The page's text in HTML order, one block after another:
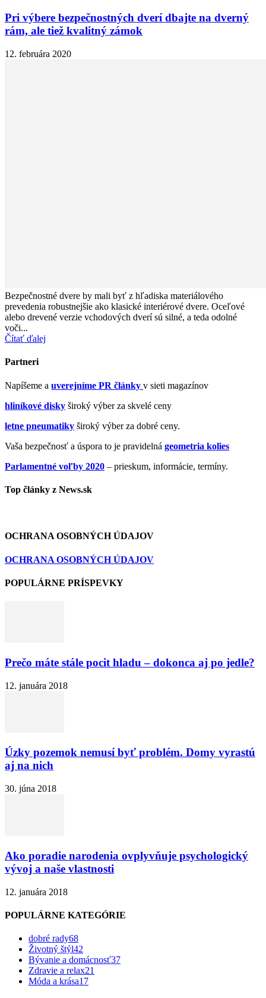
Pri výbere bezpečnostných dverí dbajte na dverný
rám, ale tiež kvalitný zámok
12. februára 2020
Bezpečnostné dvere by mali byť z hľadiska materiálového
prevedenia robustnejšie ako klasické interiérové dvere. Oceľové
alebo drevené verzie vchodových dverí sú silné, a teda odolné
voči...
Čítať ďalej
Partneri
Napíšeme a uverejníme PR články v sieti magazínov
hliníkové disky široký výber za skvelé ceny
letne pneumatiky široký výber za dobré ceny.
Vaša bezpečnosť a úspora to je pravidelná geometria kolies
Parlamentné voľby 2020 – prieskum, informácie, termíny.
Top články z News.sk
OCHRANA OSOBNÝCH ÚDAJOV
OCHRANA OSOBNÝCH ÚDAJOV
POPULÁRNE PRÍSPEVKY
Prečo máte stále pocit hladu – dokonca aj po jedle?
12. januára 2018
Úzky pozemok nemusí byť problém. Domy vyrastú
aj na nich
30. júna 2018
Ako poradie narodenia ovplyvňuje psychologický
vývoj a naše vlastnosti
12. januára 2018
POPULÁRNE KATEGÓRIE
dobré rady68
Životný štýl42
Bývanie a domácnosť37
Zdravie a relax21
Móda a krása17